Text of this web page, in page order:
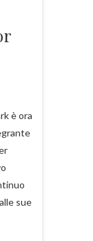
è ora
sue